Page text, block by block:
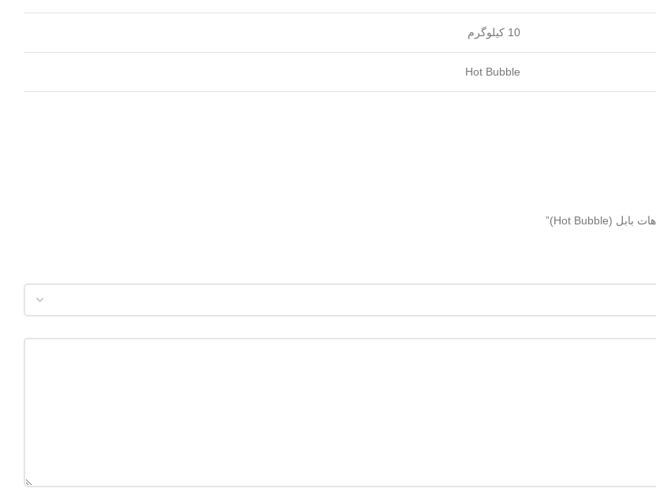
10 کیلوگرم
Hot Bubble